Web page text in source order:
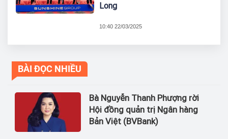
Long
10:40 22/03/2025
BÀI ĐỌC NHIỀU
Bà Nguyễn Thanh Phượng rời
Hội đồng quản trị Ngân hàng
Bản Việt (BVBank)